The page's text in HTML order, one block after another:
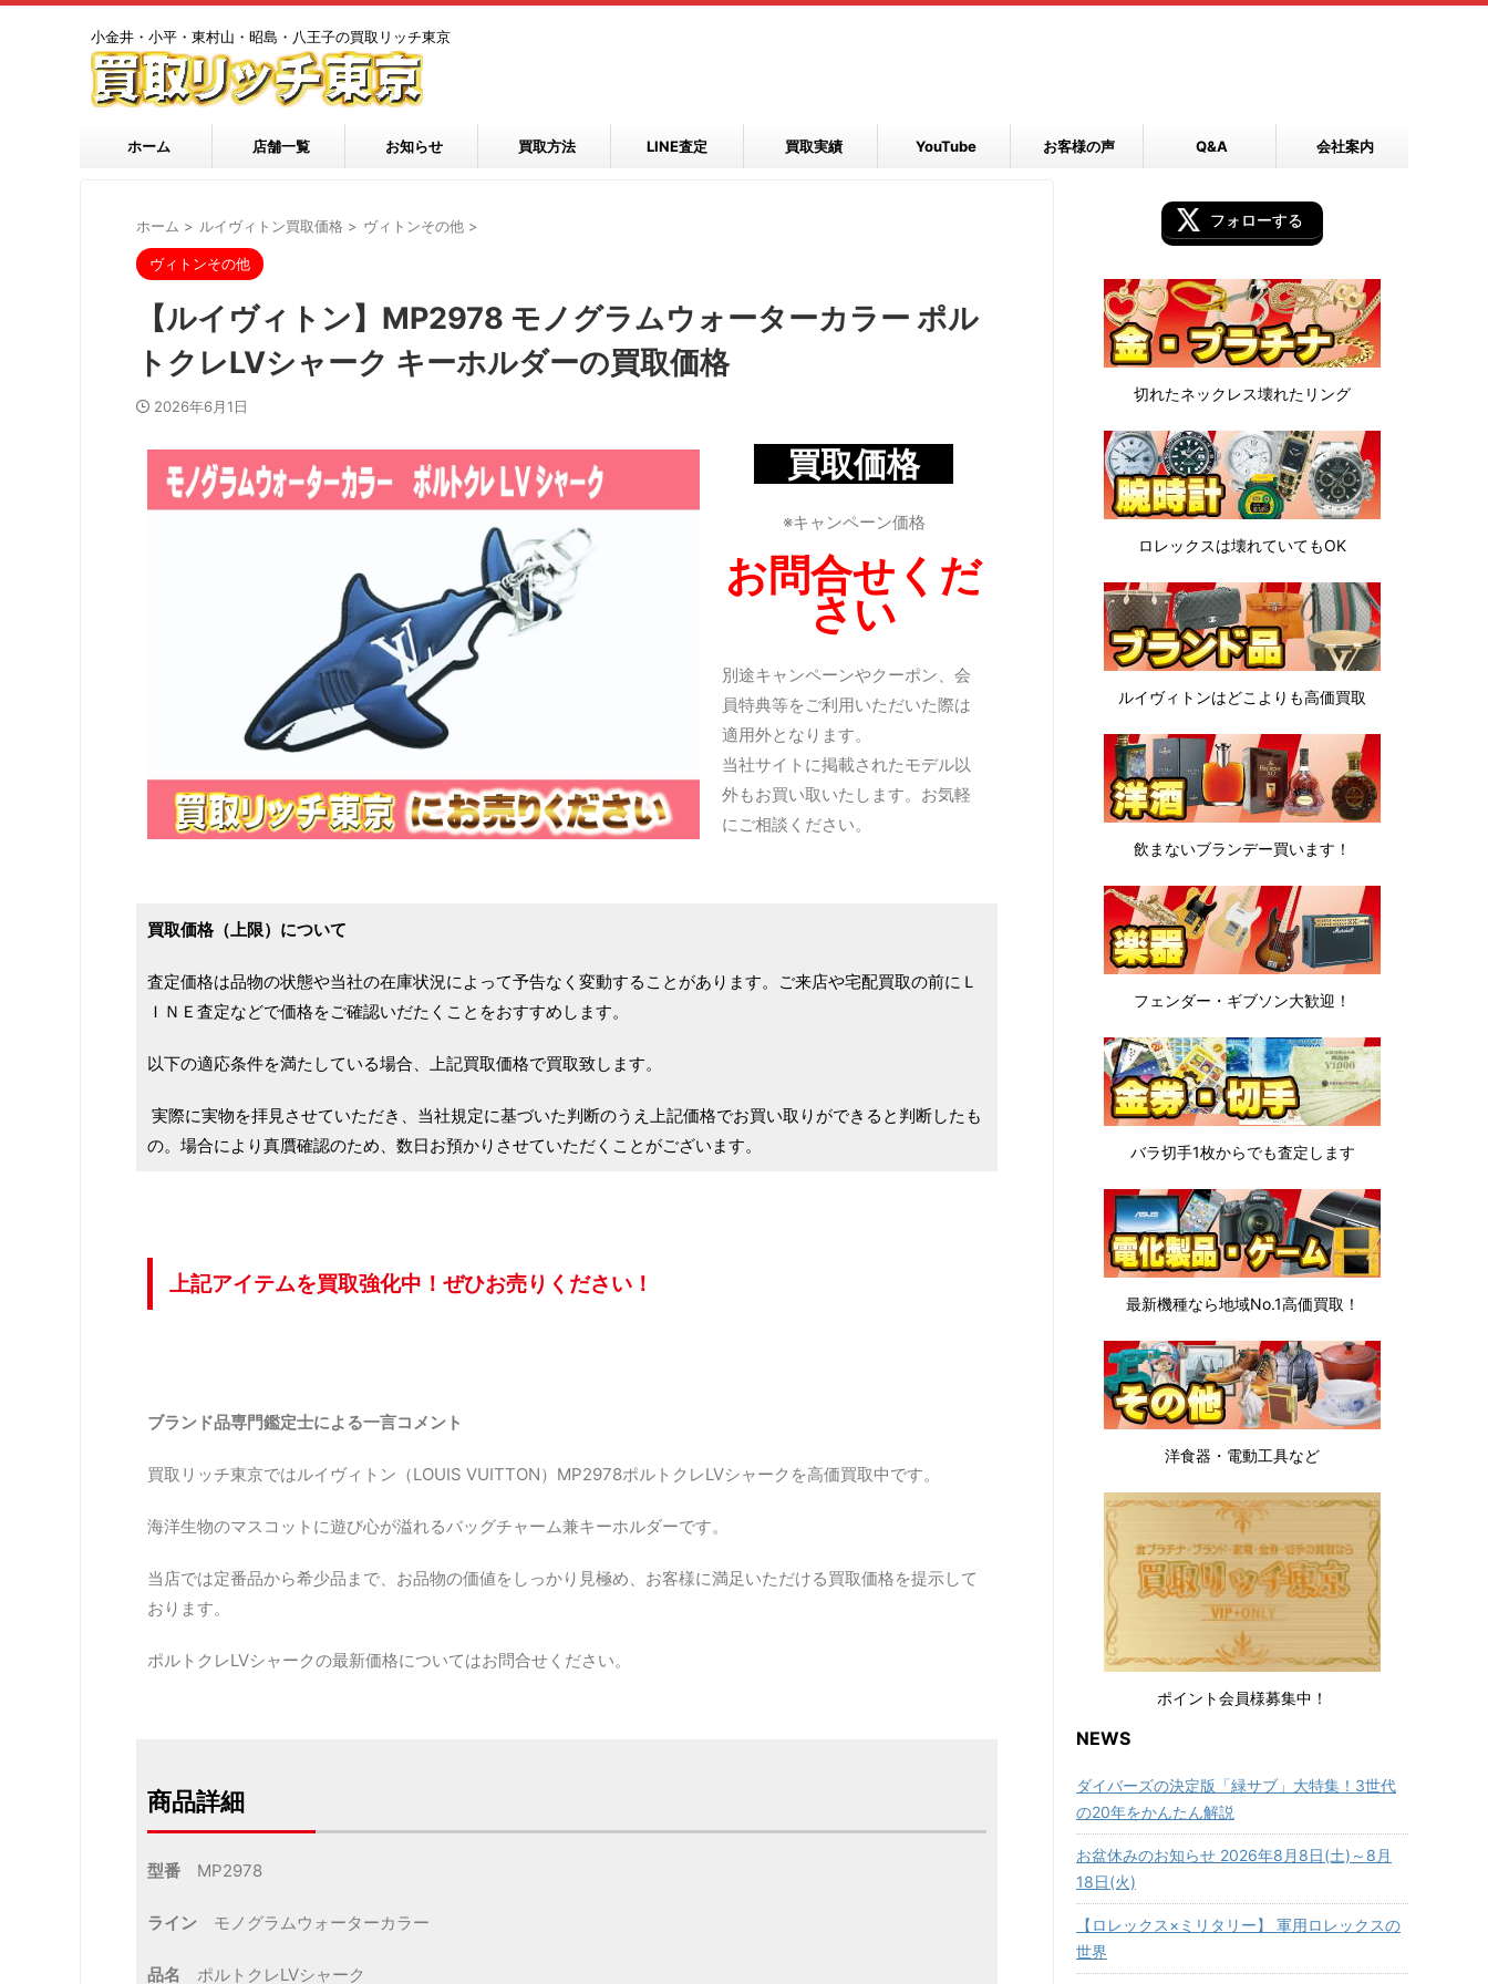
小金井・小平・東村山・昭島・八王子の買取リッチ東京
ホーム 店舗一覧 お知らせ 買取方法 LINE査定 買取実績 YouTube お客様の声 Q&A 会社案内
ホーム > ルイヴィトン買取価格 > ヴィトンその他 >
ヴィトンその他
【ルイヴィトン】MP2978 モノグラムウォーターカラー ポル
トクレLVシャーク キーホルダーの買取価格
2026年6月1日
買取価格
※キャンペーン価格
お問合せくだ
さい
別途キャンペーンやクーポン、会
員特典等をご利用いただいた際は
適用外となります。
当社サイトに掲載されたモデル以
外もお買い取いたします。お気軽
にご相談ください。
買取価格（上限）について
査定価格は品物の状態や当社の在庫状況によって予告なく変動することがあります。ご来店や宅配買取の前にＬ
ＩＮＥ査定などで価格をご確認いだたくことをおすすめします。
以下の適応条件を満たしている場合、上記買取価格で買取致します。
実際に実物を拝見させていただき、当社規定に基づいた判断のうえ上記価格でお買い取りができると判断したも
の。場合により真贋確認のため、数日お預かりさせていただくことがございます。
上記アイテムを買取強化中！ぜひお売りください！
ブランド品専門鑑定士による一言コメント
買取リッチ東京ではルイヴィトン（LOUIS VUITTON）MP2978ポルトクレLVシャークを高価買取中です。
海洋生物のマスコットに遊び心が溢れるバッグチャーム兼キーホルダーです。
当店では定番品から希少品まで、お品物の価値をしっかり見極め、お客様に満足いただける買取価格を提示して
おります。
ポルトクレLVシャークの最新価格についてはお問合せください。
商品詳細
型番 MP2978
ライン モノグラムウォーターカラー
品名 ポルトクレLVシャーク
フォローする
切れたネックレス壊れたリング
ロレックスは壊れていてもOK
ルイヴィトンはどこよりも高価買取
飲まないブランデー買います！
フェンダー・ギブソン大歓迎！
バラ切手1枚からでも査定します
最新機種なら地域No.1高価買取！
洋食器・電動工具など
ポイント会員様募集中！
NEWS
ダイバーズの決定版「緑サブ」大特集！3世代
の20年をかんたん解説
お盆休みのお知らせ 2026年8月8日(土)～8月
18日(火)
【ロレックス×ミリタリー】 軍用ロレックスの
世界